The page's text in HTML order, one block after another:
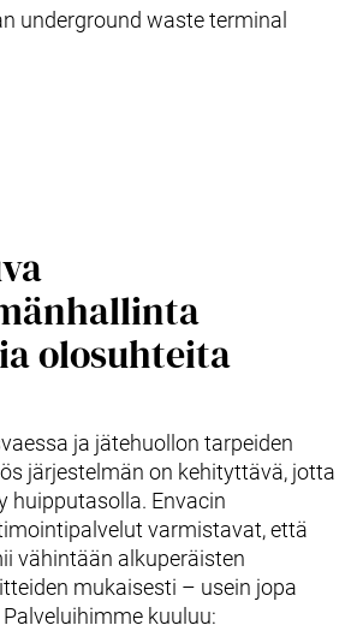
olosuhteita
ja jätehuollon tarpeiden
järjestelmän on kehityttävä, jotta
huipputasolla. Envacin
varmistavat, että
vähintään alkuperäisten
mukaisesti – usein jopa
kuuluu: